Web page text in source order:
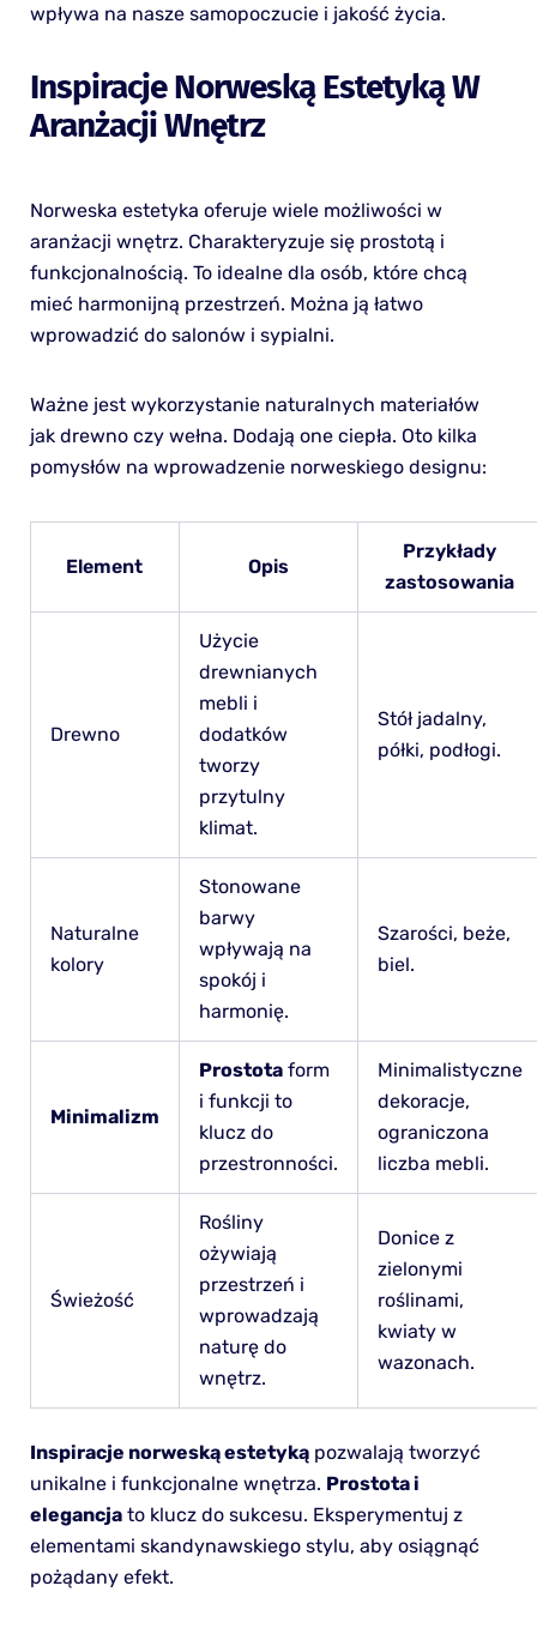
wpływa na nasze samopoczucie i jakość życia.
Inspiracje Norweską Estetyką W
Aranżacji Wnętrz
Norweska estetyka oferuje wiele możliwości w
aranżacji wnętrz. Charakteryzuje się prostotą i
funkcjonalnością. To idealne dla osób, które chcą
mieć harmonijną przestrzeń. Można ją łatwo
wprowadzić do salonów i sypialni.
Ważne jest wykorzystanie naturalnych materiałów
jak drewno czy wełna. Dodają one ciepła. Oto kilka
pomysłów na wprowadzenie norweskiego designu:
Element Opis
Przykłady
zastosowania
Drewno
Użycie
drewnianych
mebli i
dodatków
tworzy
przytulny
klimat.
Stół jadalny,
półki, podłogi.
Naturalne
kolory
Stonowane
barwy
wpływają na
spokój i
harmonię.
Szarości, beże,
biel.
Minimalizm
Prostotaform
i funkcji to
klucz do
przestronności.
Minimalistyczne
dekoracje,
ograniczona
liczba mebli.
Świeżość
Rośliny
ożywiają
przestrzeń i
wprowadzają
naturę do
wnętrz.
Donice z
zielonymi
roślinami,
kwiaty w
wazonach.
Inspiracje norweską estetykąpozwalają tworzyć
unikalne i funkcjonalne wnętrza. Prostota i
elegancjato klucz do sukcesu. Eksperymentuj z
elementami skandynawskiego stylu, aby osiągnąć
pożądany efekt.